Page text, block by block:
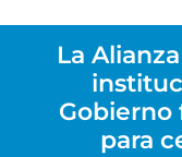
La
Gobierno
para